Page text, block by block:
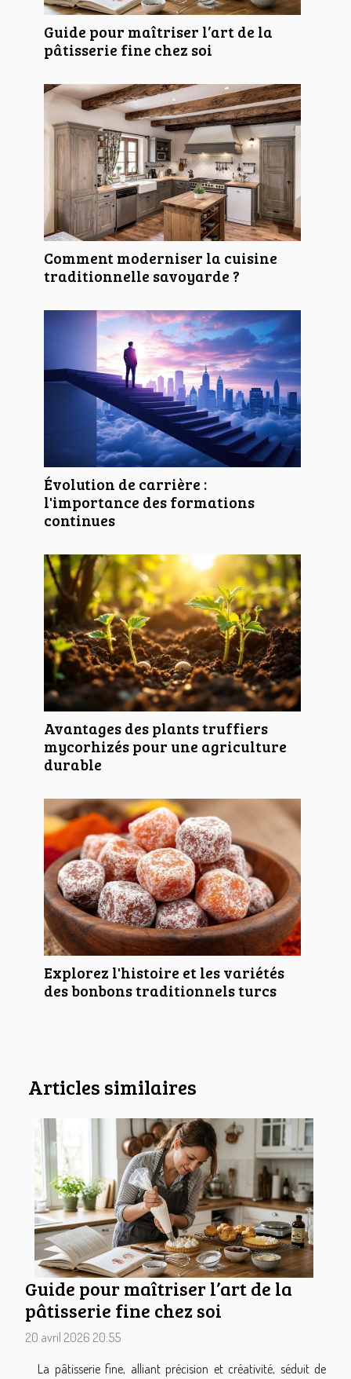
Guide pour maîtriser l’art de la
pâtisserie fine chez soi
Comment moderniser la cuisine
traditionnelle savoyarde ?
Évolution de carrière :
l'importance des formations
continues
Avantages des plants truffiers
mycorhizés pour une agriculture
durable
Explorez l'histoire et les variétés
des bonbons traditionnels turcs
Articles similaires
Guide pour maîtriser l’art de la
pâtisserie fine chez soi
20 avril 2026 20:55
La pâtisserie fine, alliant précision et créativité, séduit de